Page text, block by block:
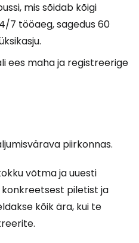
mis sõidab kõigi
7 tööaeg, sagedus 60
ees maha ja registreerige
piirkonnas.
võtma ja uuesti
piletist ja
kõik ära, kui te